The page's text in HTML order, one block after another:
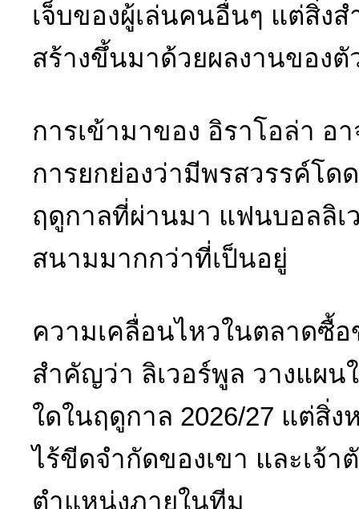
เจ็บของผู้เล่นคนอื่นๆ แต่สิ่ง
สร้างขึ้นมาด้วยผลงานของตั
การเข้ามาของ อิราโอล่า อ
การยกย่องว่ามีพรสวรรค์โด
ฤดูกาลที่ผ่านมา แฟนบอลลิเ
สนามมากกว่าที่เป็นอยู่
ความเคลื่อนไหวในตลาดซื้อ
สำคัญว่า ลิเวอร์พูล วางแผ
ใดในฤดูกาล 2026/27 แต่สิ่
ไร้ขีดจำกัดของเขา และเจ้
ตำแหน่งภายในทีม